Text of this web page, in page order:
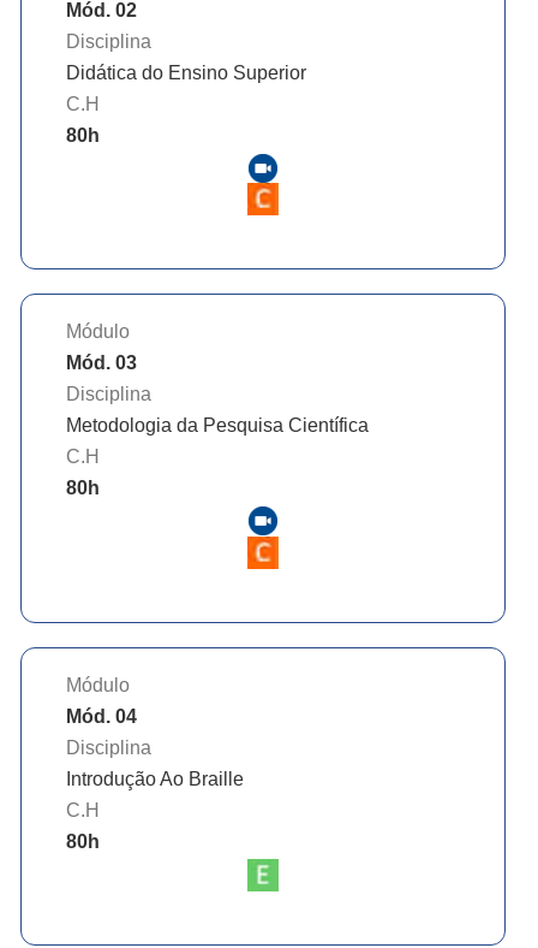
Mód. 02
Disciplina
Didática do Ensino Superior
C.H
80h
Módulo
Mód. 03
Disciplina
Metodologia da Pesquisa Científica
C.H
80h
Módulo
Mód. 04
Disciplina
Introdução Ao Braille
C.H
80h